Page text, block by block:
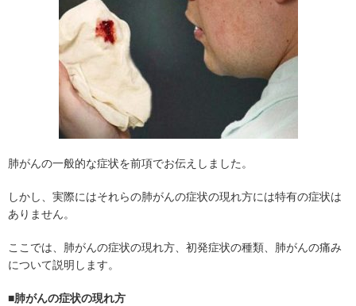
肺がんの一般的な症状を前項でお伝えしました。
しかし、実際にはそれらの肺がんの症状の現れ方には特有の症状は
ありません。
ここでは、肺がんの症状の現れ方、初発症状の種類、肺がんの痛み
について説明します。
■肺がんの症状の現れ方